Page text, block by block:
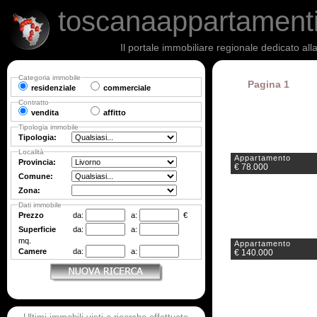
Il portale immobiliare regionale dedicato
Pagina 1
Appartamento
€ 78.000
Appartamento
€ 140.000
Categoria immobile
residenziale commerciale
Contratto
vendita affitto
Tipologia immobile
Tipologia:
Località
Provincia:
Comune:
Zona:
Dati immobile
Prezzo da: a:
€
Superficie
da:
a:
mq.
Camere
da: a: